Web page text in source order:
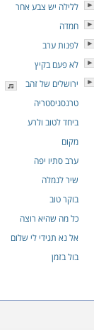
ללילה יש צבע אחר
חמדה
לפנות ערב
לא פעם בקיץ
ירושלים של זהב
טרנסניסטריה
ביחד לטוב ולרע
מקום
ערב סתיו יפה
שיר לנמלה
בוקר טוב
כל מה שהיא רוצה
אל נא תגידי לי שלום
בול בזמן